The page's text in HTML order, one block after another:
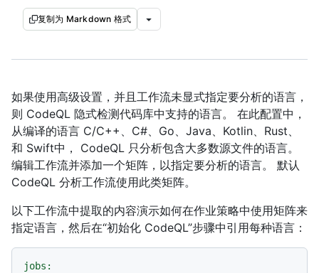
复制为 Markdown 格式
如果使用高级设置，并且工作流未显式指定要分析的语言，
则 CodeQL 隐式检测代码库中支持的语言。 在此配置中，
从编译的语言 C/C++、C#、Go、Java、Kotlin、Rust、
和 Swift中， CodeQL 只分析包含大多数源文件的语言。
编辑工作流并添加一个矩阵，以指定要分析的语言。 默认
CodeQL 分析工作流使用此类矩阵。
以下工作流中提取的内容演示如何在作业策略中使用矩阵来
指定语言，然后在“初始化 CodeQL”步骤中引用每种语言：
jobs: